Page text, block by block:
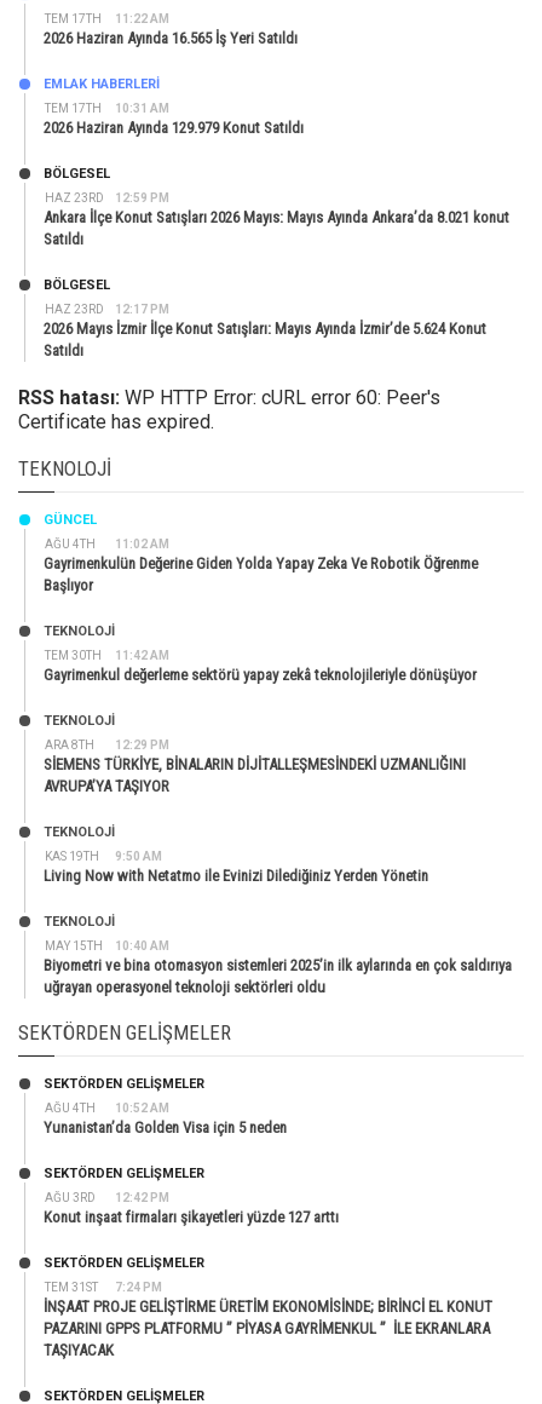
TEM 17TH 11:22 AM
2026 Haziran Ayında 16.565 İş Yeri Satıldı
TEM 17TH 10:31 AM
EMLAK HABERLERI
2026 Haziran Ayında 129.979 Konut Satıldı
HAZ 23RD 12:59 PM
BÖLGESEL
Ankara İlçe Konut Satışları 2026 Mayıs: Mayıs Ayında Ankara’da 8.021 konut
Satıldı
HAZ 23RD 12:17 PM
BÖLGESEL
2026 Mayıs İzmir İlçe Konut Satışları: Mayıs Ayında İzmir’de 5.624 Konut
Satıldı
RSS hatası: WP HTTP Error: cURL error 60: Peer's
Certificate has expired.
TEKNOLOJI
AĞU 4TH 11:02 AM
GÜNCEL
Gayrimenkulün Değerine Giden Yolda Yapay Zeka Ve Robotik Öğrenme
Başlıyor
TEM 30TH 11:42 AM
TEKNOLOJİ
Gayrimenkul değerleme sektörü yapay zekâ teknolojileriyle dönüşüyor
ARA 8TH 12:29 PM
TEKNOLOJİ
SİEMENS TÜRKİYE, BİNALARIN DİJİTALLEŞMESİNDEKİ UZMANLIĞINI
AVRUPA’YA TAŞIYOR
KAS 19TH 9:50 AM
TEKNOLOJİ
Living Now with Netatmo ile Evinizi Dilediğiniz Yerden Yönetin
MAY 15TH 10:40 AM
TEKNOLOJİ
Biyometri ve bina otomasyon sistemleri 2025’in ilk aylarında en çok saldırıya
uğrayan operasyonel teknoloji sektörleri oldu
SEKTÖRDEN GELIŞMELER
AĞU 4TH 10:52 AM
SEKTÖRDEN GELIŞMELER
Yunanistan’da Golden Visa için 5 neden
AĞU 3RD 12:42 PM
SEKTÖRDEN GELIŞMELER
Konut inşaat firmaları şikayetleri yüzde 127 arttı
TEM 31ST 7:24 PM
SEKTÖRDEN GELIŞMELER
İNŞAAT PROJE GELİŞTİRME ÜRETİM EKONOMİSİNDE; BİRİNCİ EL KONUT
PAZARINI GPPS PLATFORMU ” PİYASA GAYRİMENKUL ” İLE EKRANLARA
TAŞIYACAK
SEKTÖRDEN GELIŞMELER